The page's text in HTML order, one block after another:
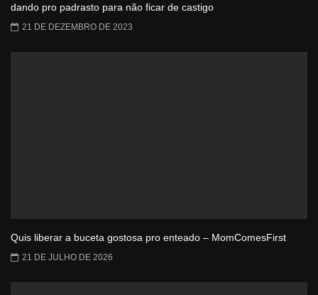
dando pro padrasto para não ficar de castigo
21 DE DEZEMBRO DE 2023
Quis liberar a buceta gostosa pro enteado – MomComesFirst
21 DE JULHO DE 2026